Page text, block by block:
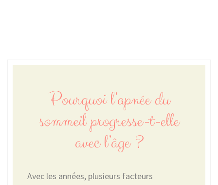
Pourquoi l’apnée du
sommeil progresse-t-elle
avec l’âge ?
Avec les années, plusieurs facteurs